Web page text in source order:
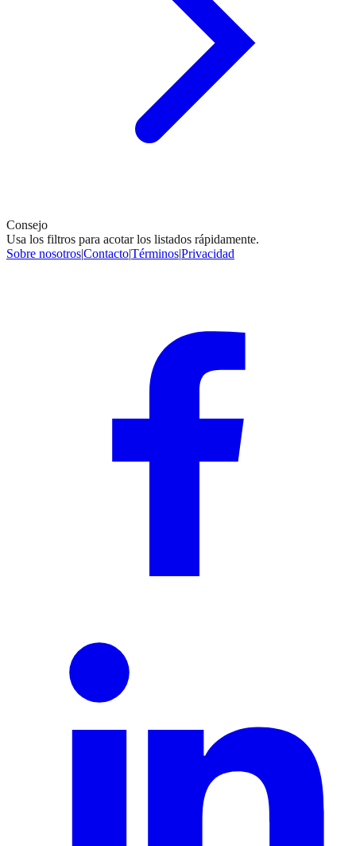
Consejo
Usa los filtros para acotar los listados rápidamente.
Sobre nosotros|Contacto|Términos|Privacidad